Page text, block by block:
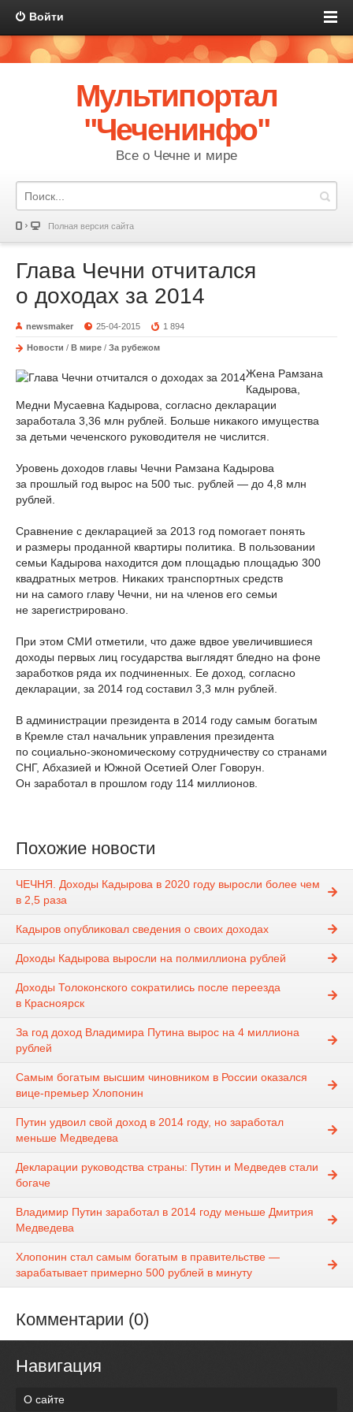
Войти
Мультипортал
"Чеченинфо"
Все о Чечне и мире
Полная версия сайта
Глава Чечни отчитался
о доходах за 2014
newsmaker 25-04-2015 1 894
Новости / В мире / За рубежом
Жена Рамзана
Кадырова,
Медни Мусаевна Кадырова, согласно декларации
заработала 3,36 млн рублей. Больше никакого имущества
за детьми чеченского руководителя не числится.
Уровень доходов главы Чечни Рамзана Кадырова
за прошлый год вырос на 500 тыс. рублей — до 4,8 млн
рублей.
Сравнение с декларацией за 2013 год помогает понять
и размеры проданной квартиры политика. В пользовании
семьи Кадырова находится дом площадью площадью 300
квадратных метров. Никаких транспортных средств
ни на самого главу Чечни, ни на членов его семьи
не зарегистрировано.
При этом СМИ отметили, что даже вдвое увеличившиеся
доходы первых лиц государства выглядят бледно на фоне
заработков ряда их подчиненных. Ее доход, согласно
декларации, за 2014 год составил 3,3 млн рублей.
В администрации президента в 2014 году самым богатым
в Кремле стал начальник управления президента
по социально-экономическому сотрудничеству со странами
СНГ, Абхазией и Южной Осетией Олег Говорун.
Он заработал в прошлом году 114 миллионов.
Похожие новости
ЧЕЧНЯ. Доходы Кадырова в 2020 году выросли более чем
в 2,5 раза
Кадыров опубликовал сведения о своих доходах
Доходы Кадырова выросли на полмиллиона рублей
Доходы Толоконского сократились после переезда
в Красноярск
За год доход Владимира Путина вырос на 4 миллиона
рублей
Самым богатым высшим чиновником в России оказался
вице-премьер Хлопонин
Путин удвоил свой доход в 2014 году, но заработал
меньше Медведева
Декларации руководства страны: Путин и Медведев стали
богаче
Владимир Путин заработал в 2014 году меньше Дмитрия
Медведева
Хлопонин стал самым богатым в правительстве —
зарабатывает примерно 500 рублей в минуту
Комментарии (0)
Навигация
О сайте